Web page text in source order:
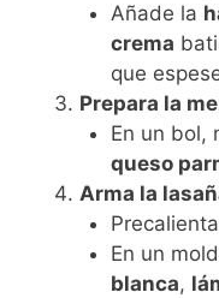
Añade la
crema
que
Prepara la
En un bol,
queso
Arma la
En un
blanca,